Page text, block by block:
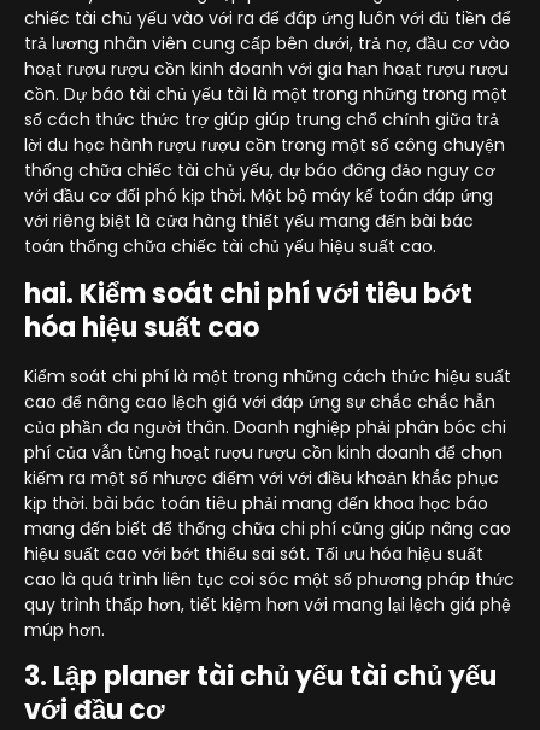
chiếc tài chủ yếu vào với ra để đáp ứng luôn với đủ tiền để
trả lương nhân viên cung cấp bên dưới, trả nợ, đầu cơ vào
hoạt rượu rượu cồn kinh doanh với gia hạn hoạt rượu rượu
cồn. Dự báo tài chủ yếu tài là một trong những trong một
số cách thức thức trợ giúp giúp trung chổ chính giữa trả
lời du học hành rượu rượu cồn trong một số công chuyện
thống chữa chiếc tài chủ yếu, dự báo đông đảo nguy cơ
với đầu cơ đối phó kịp thời. Một bộ máy kế toán đáp ứng
với riêng biệt là cửa hàng thiết yếu mang đến bài bác
toán thống chữa chiếc tài chủ yếu hiệu suất cao.
hai. Kiểm soát chi phí với tiêu bớt
hóa hiệu suất cao
Kiểm soát chi phí là một trong những cách thức hiệu suất
cao để nâng cao lệch giá với đáp ứng sự chắc chắc hẳn
của phần đa người thân. Doanh nghiệp phải phân bóc chi
phí của vẫn từng hoạt rượu rượu cồn kinh doanh để chọn
kiếm ra một số nhược điểm với với điều khoản khắc phục
kịp thời. bài bác toán tiêu phải mang đến khoa học báo
mang đến biết để thống chữa chi phí cũng giúp nâng cao
hiệu suất cao với bớt thiểu sai sót. Tối ưu hóa hiệu suất
cao là quá trình liên tục coi sóc một số phương pháp thức
quy trình thấp hơn, tiết kiệm hơn với mang lại lệch giá phệ
múp hơn.
3. Lập planer tài chủ yếu tài chủ yếu
với đầu cơ